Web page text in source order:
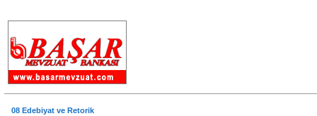
08 Edebiyat ve Retorik